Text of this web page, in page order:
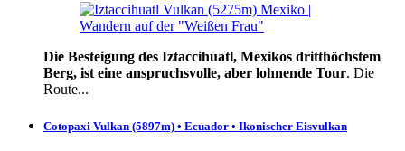
Die Besteigung des Iztaccihuatl, Mexikos dritthöchstem
Berg, ist eine anspruchsvolle, aber lohnende Tour. Die
Route...
Cotopaxi Vulkan (5897m) • Ecuador • Ikonischer Eisvulkan